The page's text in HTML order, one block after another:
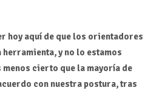
hoy aquí de que los orientadores
y no lo estamos
cierto que la mayoría de
con nuestra postura, tras